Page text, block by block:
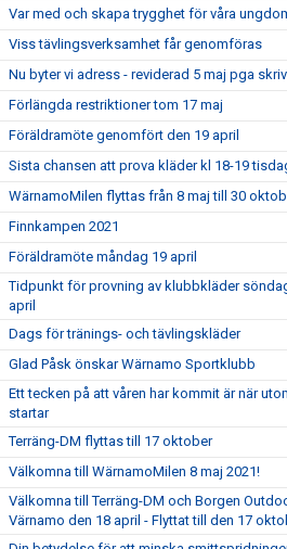
Var med och skapa trygghet för våra
Viss tävlingsverksamhet får genomföras
Nu byter vi adress - reviderad 5 maj pga
Förlängda restriktioner tom 17 maj
Föräldramöte genomfört den 19 april
Sista chansen att prova kläder kl 18-19
WärnamoMilen flyttas från 8 maj till 30
Finnkampen 2021
Föräldramöte måndag 19 april
Tidpunkt för provning av klubbkläder
april
Dags för tränings- och tävlingskläder
Glad Påsk önskar Wärnamo Sportklubb
Ett tecken på att våren har kommit är när
startar
Terräng-DM flyttas till 17 oktober
Välkomna till WärnamoMilen 8 maj 2021!
Välkomna till Terräng-DM och Borgen
Värnamo den 18 april - Flyttat till den 17